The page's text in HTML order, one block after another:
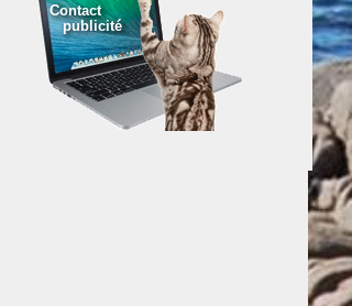
Contact
publicité